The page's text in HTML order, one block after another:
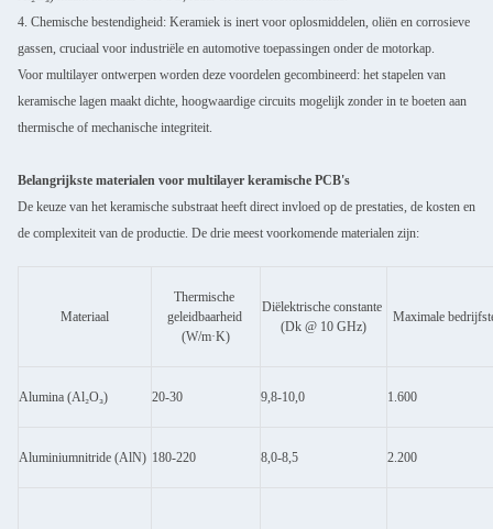
4. Chemische bestendigheid: Keramiek is inert voor oplosmiddelen, oliën en corrosieve
gassen, cruciaal voor industriële en automotive toepassingen onder de motorkap.
Voor multilayer ontwerpen worden deze voordelen gecombineerd: het stapelen van
keramische lagen maakt dichte, hoogwaardige circuits mogelijk zonder in te boeten aan
thermische of mechanische integriteit.
Belangrijkste materialen voor multilayer keramische PCB's
De keuze van het keramische substraat heeft direct invloed op de prestaties, de kosten en
de complexiteit van de productie. De drie meest voorkomende materialen zijn:
Materiaal
Thermische
geleidbaarheid
(W/m·K)
Diëlektrische constante
(Dk @ 10 GHz)
Maximale
Alumina (Al₂O₃) 20-30 9,8-10,0 1.600
Aluminiumnitride (AlN) 180-220 8,0-8,5 2.200